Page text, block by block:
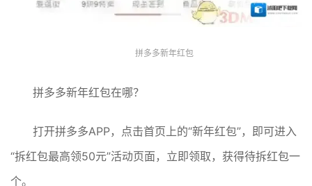
拼多多新年红包
拼多多新年红包在哪？
打开拼多多APP，点击首页上的“新年红包”，即可进入
“拆红包最高领50元”活动页面，立即领取，获得待拆红包一
个。